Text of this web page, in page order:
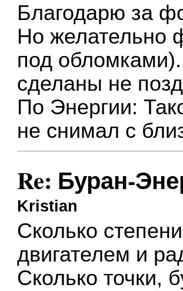
Благодарю за
Но желательно
под
сделаны не
По Энергии:
не снимал с
Re: Буран-
Kristian
Сколько
двигателем и
Сколько точки,